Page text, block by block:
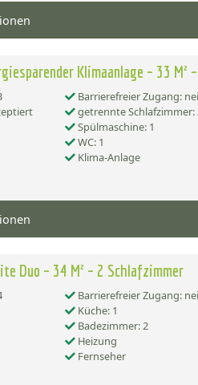
Klimaanlage – 33 M²
Barrierefreier Zugang:
getrennte Schlafzimmer:
Spülmaschine: 1
WC: 1
Klima-Anlage
Duo – 34 M² – 2 Schlafzimmer
Barrierefreier Zugang:
Küche: 1
Badezimmer: 2
Heizung
Fernseher